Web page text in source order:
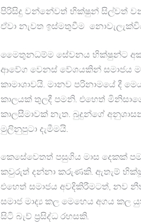
පිරිසිදු වන්නේවත් භික්ෂුන් සිල්වත්
ඒවා නැව​ත ඉස්මතුවීම
මෛතුනධම්ම සේවනය භික්ෂුන්ට
ආවේග වෙනස් වේශයකින් සමාජය
කාමාශාවයි. මානව පරිනාමයේ දී
කාලයක් තුලදී පමනි. එහෙත්
කාලසීමාවක් නැත. බුදුන්ගේ
මුලිනුපුටා දැමීමයි.
කෙසේවෙතත් පසුගිය මාස දෙකක්
කවුරුත් දන්නා කරුණකි. ඇතැම්
එහෙත් සමාජය අවදිකිරීමටත්, නව
සමාජ මාද්‍ය කල මෙහෙය අගය කල
සිටි බැව් ප්‍රසිද්ධ රහසකි.